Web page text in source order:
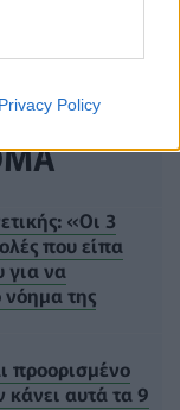
Privacy Policy
«Οι 3
που είπα
για να
της
προορισμένο
κάνει αυτά τα 9